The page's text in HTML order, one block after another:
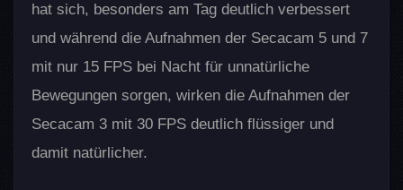
hat sich, besonders am Tag deutlich verbessert
und während die Aufnahmen der Secacam 5 und 7
mit nur 15 FPS bei Nacht für unnatürliche
Bewegungen sorgen, wirken die Aufnahmen der
Secacam 3 mit 30 FPS deutlich flüssiger und
damit natürlicher.